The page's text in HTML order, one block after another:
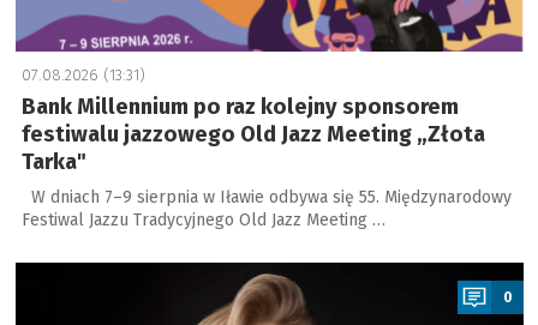
07.08.2026 (13:31)
Bank Millennium po raz kolejny sponsorem
festiwalu jazzowego Old Jazz Meeting „Złota
Tarka"
W dniach 7–9 sierpnia w Iławie odbywa się 55. Międzynarodowy
Festiwal Jazzu Tradycyjnego Old Jazz Meeting …
a
0